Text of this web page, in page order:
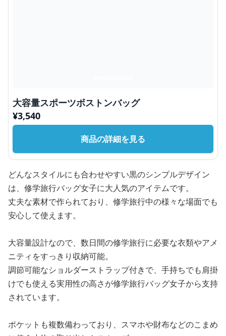
大容量スポーツボストンバッグ
¥3,540
商品の詳細を見る
どんなスタイルにも合わせやすい黒のシンプルデザイン
は、修学旅行バッグ女子に大人気のアイテムです。
丈夫な素材で作られており、修学旅行中の様々な場面でも
安心して使えます。
大容量設計なので、数日間の修学旅行に必要な衣類やアメ
ニティをすっきり収納可能。
調節可能なショルダーストラップ付きで、手持ちでも肩掛
けでも使える実用性の高さが修学旅行バッグ女子から支持
されています。
ポケットも複数備わっており、スマホや財布などのこまめ